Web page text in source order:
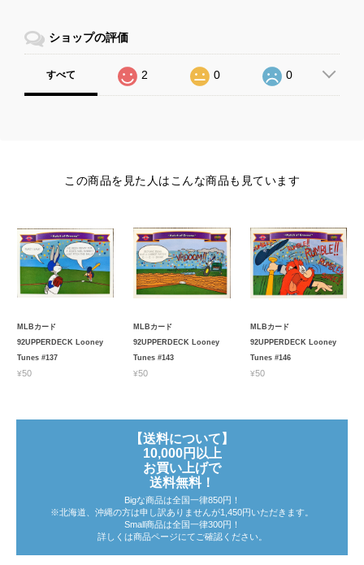
ショップの評価
すべて 2 0 0
この商品を見た人はこんな商品も見ています
MLBカード
92UPPERDECK Looney
Tunes #137
¥50
MLBカード
92UPPERDECK Looney
Tunes #143
¥50
MLBカード
92UPPERDECK Looney
Tunes #146
¥50
【送料について】
10,000円以上
お買い上げで
送料無料！
Bigな商品は全国一律850円！
※北海道、沖縄の方は申し訳ありませんが1,450円いただきます。
Small商品は全国一律300円！
詳しくは商品ページにてご確認ください。